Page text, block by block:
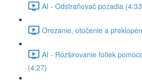
AI - Odstraňovač pozadia
Orezanie, otočenie a
AI - Rozširovanie fotiek
(4:27)